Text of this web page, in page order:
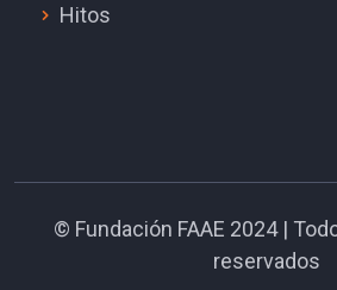
Hitos
© Fundación FAAE 2024 |
reservados